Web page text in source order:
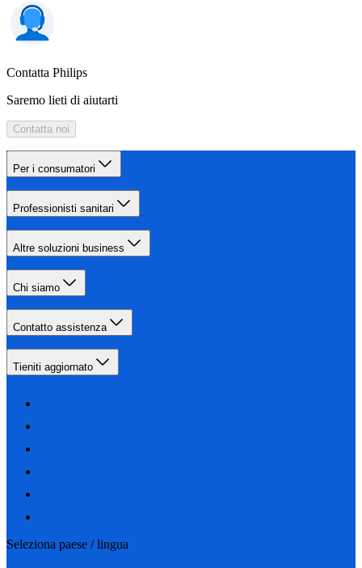
Contatta Philips
Saremo lieti di aiutarti
Contatta noi
Per i consumatori
Professionisti sanitari
Altre soluzioni business
Chi siamo
Contatto assistenza
Tieniti aggiornato
Seleziona paese / lingua